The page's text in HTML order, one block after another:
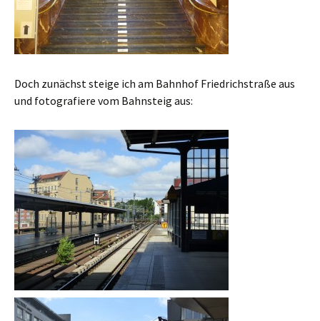
Doch zunächst steige ich am Bahnhof Friedrichstraße aus
und fotografiere vom Bahnsteig aus: